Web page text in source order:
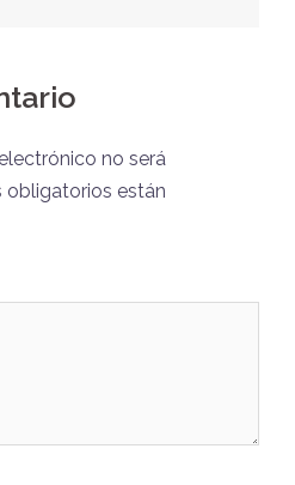
no será
obligatorios están